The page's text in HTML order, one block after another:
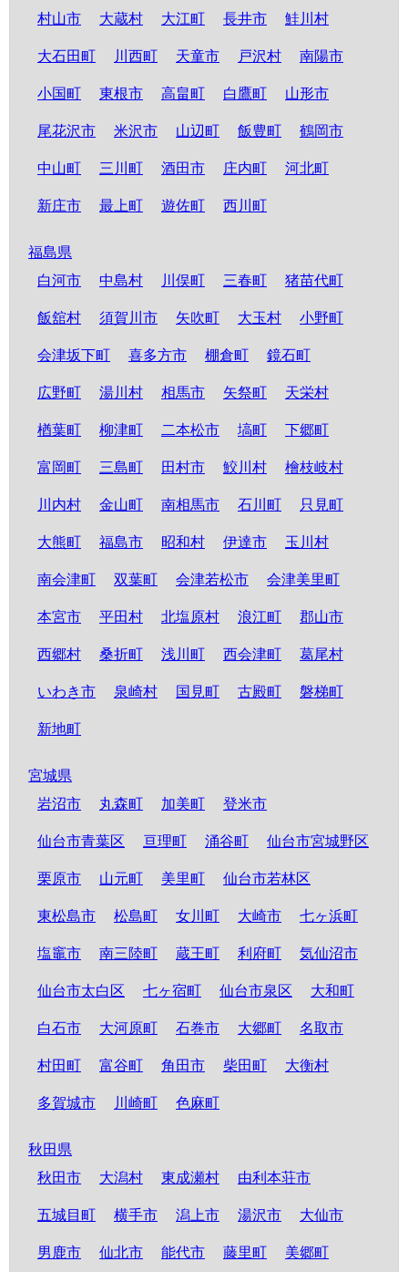
村山市 大蔵村 大江町 長井市 鮭川村
大石田町 川西町 天童市 戸沢村 南陽市
小国町 東根市 高畠町 白鷹町 山形市
尾花沢市 米沢市 山辺町 飯豊町 鶴岡市
中山町 三川町 酒田市 庄内町 河北町
新庄市 最上町 遊佐町 西川町
福島県
白河市
中島村 川俣町 三春町 猪苗代町
飯舘村 須賀川市 矢吹町 大玉村 小野町
会津坂下町 喜多方市 棚倉町 鏡石町
広野町 湯川村 相馬市 矢祭町 天栄村
楢葉町 柳津町 二本松市 塙町 下郷町
富岡町 三島町 田村市 鮫川村 檜枝岐村
川内村 金山町 南相馬市 石川町 只見町
大熊町 福島市 昭和村 伊達市 玉川村
南会津町 双葉町 会津若松市 会津美里町
本宮市 平田村 北塩原村 浪江町 郡山市
西郷村 桑折町 浅川町 西会津町 葛尾村
いわき市 泉崎村 国見町 古殿町 磐梯町
新地町
宮城県
岩沼市
丸森町 加美町 登米市
仙台市青葉区 亘理町 涌谷町 仙台市宮城野区
栗原市 山元町 美里町 仙台市若林区
東松島市 松島町 女川町 大崎市 七ヶ浜町
塩竈市 南三陸町 蔵王町 利府町 気仙沼市
仙台市太白区 七ヶ宿町 仙台市泉区 大和町
白石市 大河原町 石巻市 大郷町 名取市
村田町 富谷町 角田市 柴田町 大衡村
多賀城市 川崎町 色麻町
秋田県
秋田市
大潟村 東成瀬村 由利本荘市
五城目町 横手市 潟上市 湯沢市 大仙市
男鹿市 仙北市 能代市 藤里町 美郷町